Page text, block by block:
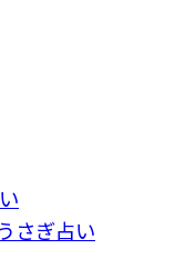
さぎ占い